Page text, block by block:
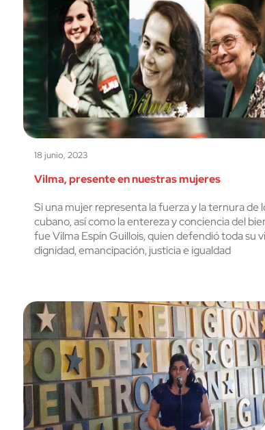
18 junio, 2023
Vilma, presente en nuestras mujeres
Si una mujer representa la fuerza y la ternura de
cubano, así como la entereza y conciencia del
fue Vilma Espín Guillois, quien defendió toda su
dignidad, emancipación, justicia e igualdad